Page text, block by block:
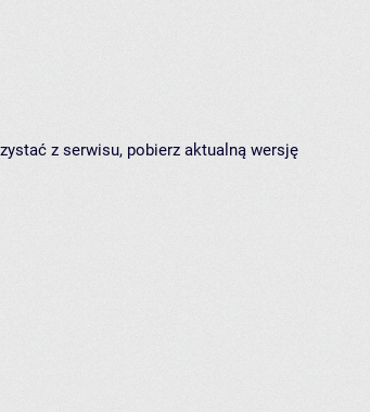
z serwisu, pobierz aktualną wersję